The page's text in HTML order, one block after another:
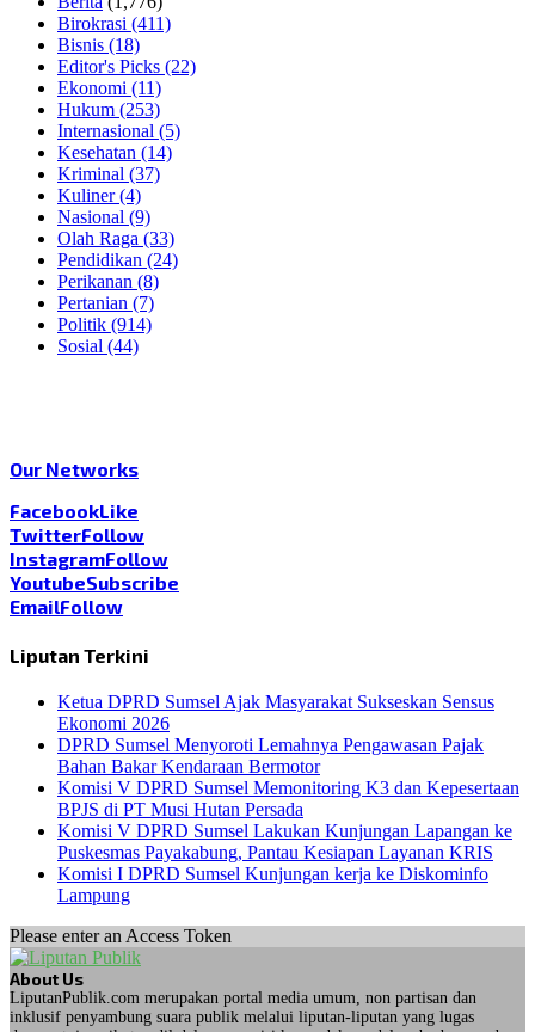
Birokrasi (411)
Bisnis (18)
Editor's Picks (22)
Ekonomi (11)
Hukum (253)
Internasional (5)
Kesehatan (14)
Kriminal (37)
Kuliner(4)
Nasional (9)
Olah Raga (33)
Pendidikan (24)
Perikanan (8)
Pertanian (7)
Politik (914)
Sosial (44)
Our Networks
FacebookLike
TwitterFollow
InstagramFollow
YoutubeSubscribe
EmailFollow
Liputan Terkini
Ketua DPRD Sumsel Ajak Masyarakat Sukseskan Sensus
Ekonomi 2026
DPRD Sumsel Menyoroti Lemahnya Pengawasan Pajak
Bahan Bakar Kendaraan Bermotor
Komisi V DPRD Sumsel Memonitoring K3 dan Kepesertaan
BPJS di PT Musi Hutan Persada
Komisi V DPRD Sumsel Lakukan Kunjungan Lapangan ke
Puskesmas Payakabung, Pantau Kesiapan Layanan KRIS
Komisi I DPRD Sumsel Kunjungan kerja ke Diskominfo
Lampung
Please enter an Access Token
About Us
LiputanPublik.com merupakan portal media umum, non partisan dan
inklusif penyambung suara publik melalui liputan-liputan yang lugas